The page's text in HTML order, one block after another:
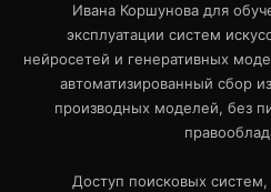
Ивана Коршунова для
эксплуатации систем
нейросетей и генеративных
автоматизированный сбор
производных моделей, без
Доступ поисковых